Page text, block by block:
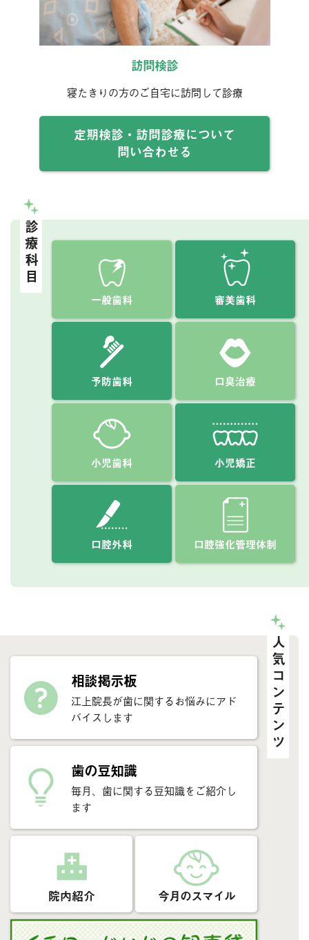
訪問検診
寝たきりの方のご自宅に訪問して診療
定期検診・訪問診療について
問い合わせる
診療科目
一般歯科 審美歯科
予防歯科 口臭治療
小児歯科 小児矯正
口腔外科 口腔強化管理体制
人気コンテンツ
相談掲示板
江上院長が歯に関するお悩みにアド
バイスします
歯の豆知識
毎月、歯に関する豆知識をご紹介し
ます
院内紹介 今月のスマイル